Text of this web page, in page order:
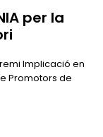
per la
Implicació en
Promotors de